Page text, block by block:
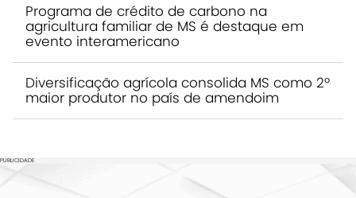
Programa de crédito de carbono na
agricultura familiar de MS é destaque em
evento interamericano
Diversificação agrícola consolida MS como 2º
maior produtor no país de amendoim
PUBLICIDADE